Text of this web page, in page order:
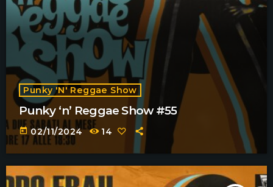
Punky 'n' Reggae Show
Punky ‘n’ Reggae Show #55
today 02/11/2024 14